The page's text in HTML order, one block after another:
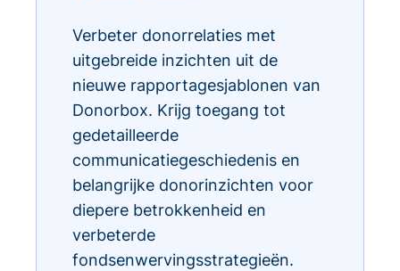
Verbeter donorrelaties met
uitgebreide inzichten uit de
nieuwe rapportagesjablonen van
Donorbox. Krijg toegang tot
gedetailleerde
communicatiegeschiedenis en
belangrijke donorinzichten voor
diepere betrokkenheid en
verbeterde
fondsenwervingsstrategieën.